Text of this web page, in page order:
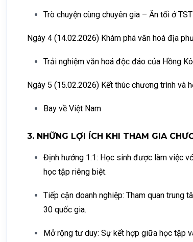
Trò chuyện cùng chuyên gia – Ăn tối ở TST
Ngày 4 (14.02.2026) Khám phá văn hoá địa
Trải nghiệm văn hoá độc đáo của Hồng
Ngày 5 (15.02.2026) Kết thúc chương trình và
Bay về Việt Nam
3. NHỮNG LỢI ÍCH KHI THAM GIA
Định hướng 1:1: Học sinh được làm việc
học tập riêng biệt.
Tiếp cận doanh nghiệp: Tham quan trung
30 quốc gia.
Mở rộng tư duy: Sự kết hợp giữa học tập